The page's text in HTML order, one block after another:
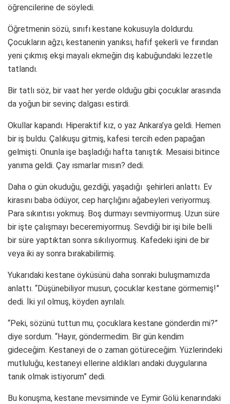
öğrencilerine de söyledi.
Öğretmenin sözü, sınıfı kestane kokusuyla doldurdu.
Çocukların ağzı, kestanenin yanıksı, hafif şekerli ve fırından
yeni çıkmış ekşi mayalı ekmeğin dış kabuğundaki lezzetle
tatlandı.
Bir tatlı söz, bir vaat her yerde olduğu gibi çocuklar arasında
da yoğun bir sevinç dalgası estirdi.
Okullar kapandı. Hiperaktif kız, o yaz Ankara’ya geldi. Hemen
bir iş buldu. Çalıkuşu gitmiş, kafesi tercih eden papağan
gelmişti. Onunla işe başladığı hafta tanıştık. Mesaisi bitince
yanıma geldi. Çay ısmarlar mısın? dedi.
Daha o gün okuduğu, gezdiği, yaşadığı şehirleri anlattı. Ev
kirasını baba ödüyor, cep harçlığını ağabeyleri veriyormuş.
Para sıkıntısı yokmuş. Boş durmayı sevmiyormuş. Uzun süre
bir işte çalışmayı beceremiyormuş. Sevdiği bir işi bile belli
bir süre yaptıktan sonra sıkılıyormuş. Kafedeki işini de bir
veya iki ay sonra bırakabilirmiş.
Yukarıdaki kestane öyküsünü daha sonraki buluşmamızda
anlattı. “Düşünebiliyor musun, çocuklar kestane görmemiş!”
dedi. İki yıl olmuş, köyden ayrılalı.
“Peki, sözünü tuttun mu, çocuklara kestane gönderdin mi?”
diye sordum. “Hayır, göndermedim. Bir gün kendim
gideceğim. Kestaneyi de o zaman götüreceğim. Yüzlerindeki
mutluluğu, kestaneyi ellerine aldıkları andaki duygularına
tanık olmak istiyorum” dedi.
Bu konuşma, kestane mevsiminde ve Eymir Gölü kenarındaki